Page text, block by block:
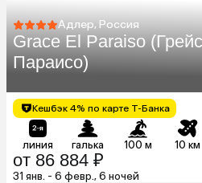
Адлер, Россия
Grace El Paraiso
Параисо)
Кешбэк 4% по карте Т-Банка
линия галька 100 м 10 км
от 86 884 ₽
31 янв. - 6 февр., 6 ночей